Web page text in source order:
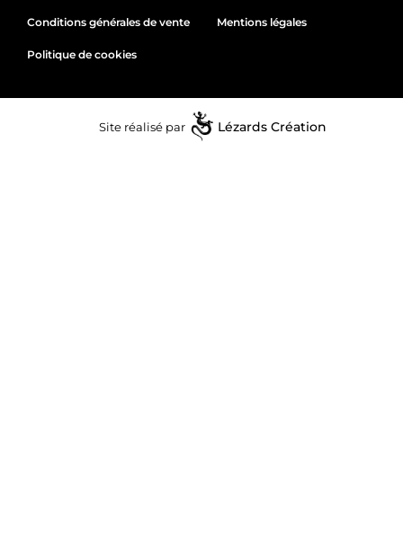
Conditions générales de vente Mentions légales
Politique de cookies
Site réalisé par Lézards Création